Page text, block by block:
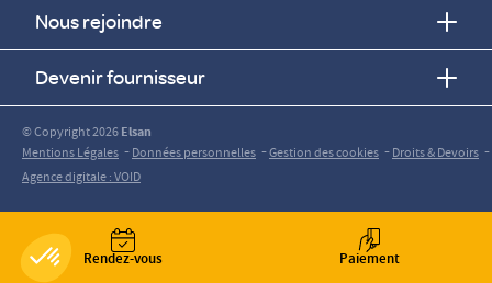
Rendez-vous Paiement
Nous rejoindre
Devenir fournisseur
© Copyright 2026Elsan
Mentions Légales -Données personnelles -Gestion des cookies -Droits & Devoirs -
Agence digitale : VOID